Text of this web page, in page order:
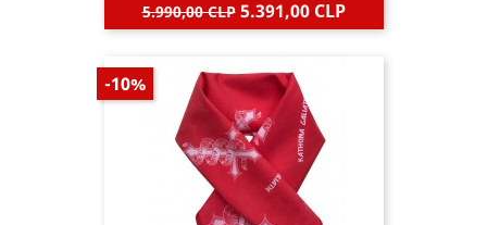
Precio
base
5.990,00 CLP Precio
5.391,00 CLP
-10%